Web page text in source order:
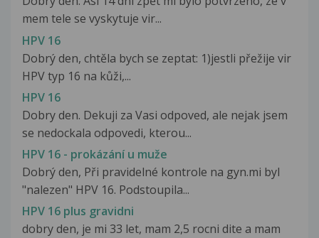
mem tele se vyskytuje vir...
HPV 16
Dobrý den, chtěla bych se zeptat: 1)jestli přežije vir
HPV typ 16 na kůži,...
HPV 16
Dobry den. Dekuji za Vasi odpoved, ale nejak jsem
se nedockala odpovedi, kterou...
HPV 16 - prokázání u muže
Dobrý den, Při pravidelné kontrole na gyn.mi byl
"nalezen" HPV 16. Podstoupila...
HPV 16 plus gravidni
dobry den, je mi 33 let, mam 2,5 rocni dite a mam